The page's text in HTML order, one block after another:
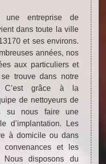
entreprise de
dans toute la ville
et ses environs.
années, nos
aux particuliers et
trouve dans notre
C’est grâce à la
de nettoyeurs de
su nous faire une
d’implantation. Les
à domicile ou dans
et les
Nous disposons du